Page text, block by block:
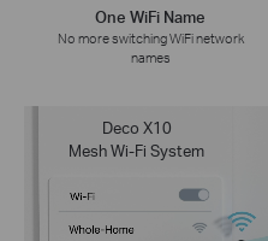
One WiFi Name
No more switching WiFi network
names
Deco X10
Mesh Wi-Fi System